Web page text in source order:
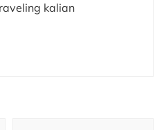
kalian